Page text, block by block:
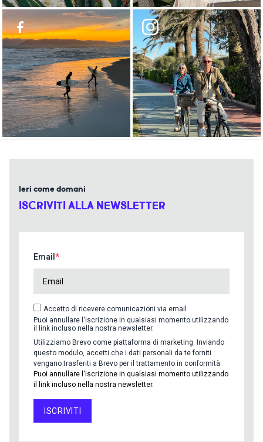
Ieri come domani
ISCRIVITI ALLA NEWSLETTER
Email
Accetto di ricevere comunicazioni via email
Puoi annullare l'iscrizione in qualsiasi momento utilizzando
il link incluso nella nostra newsletter.
Utilizziamo Brevo come piattaforma di marketing. Inviando
questo modulo, accetti che i dati personali da te forniti
vengano trasferiti a Brevo per il trattamento in conformità
Puoi annullare l'iscrizione in qualsiasi momento utilizzando
il link incluso nella nostra newsletter.
ISCRIVITI